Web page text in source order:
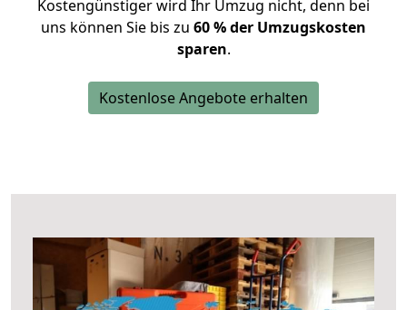
Kostengünstiger wird Ihr Umzug nicht, denn bei
uns können Sie bis zu 60 % der Umzugskosten
sparen.
Kostenlose Angebote erhalten